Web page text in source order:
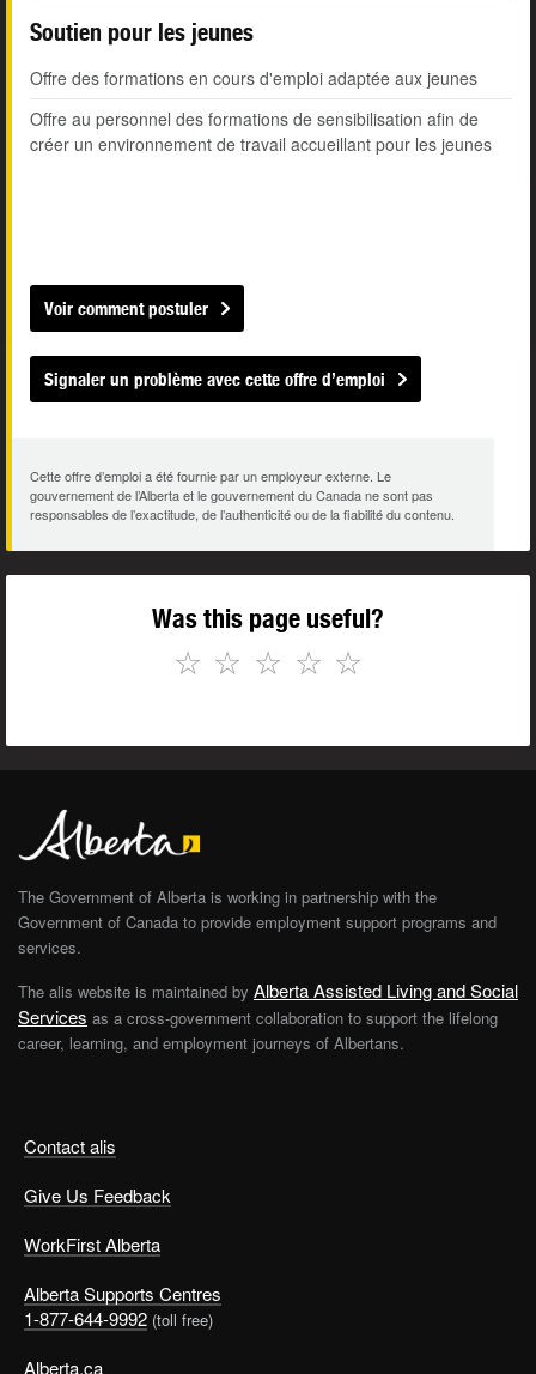
Soutien pour les jeunes
Offre des formations en cours d'emploi adaptée aux jeunes
Offre au personnel des formations de sensibilisation afin de
créer un environnement de travail accueillant pour les jeunes
Voir comment postuler
Signaler un problème avec cette offre d’emploi
Cette offre d’emploi a été fournie par un employeur externe. Le
gouvernement de l’Alberta et le gouvernement du Canada ne sont pas
responsables de l’exactitude, de l’authenticité ou de la fiabilité du contenu.
Was this page useful?
☆
☆
☆
☆
☆
Contact alis
Give Us Feedback
WorkFirst Alberta
Alberta Supports Centres
1-877-644-9992 (toll free)
Alberta.ca
The Government of Alberta is working in partnership with the
Government of Canada to provide employment support programs and
services.
The alis website is maintained by Alberta Assisted Living and Social
Services as a cross-government collaboration to support the lifelong
career, learning, and employment journeys of Albertans.